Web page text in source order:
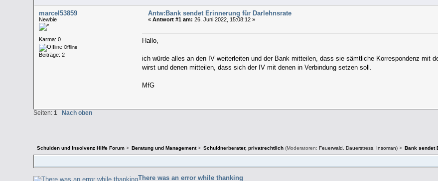
marcel53859
Newbie
Karma: 0
Offline
Beiträge: 2
Antw:Bank sendet Erinnerung für Darlehnsrate
«Antwort #1 am: 26. Juni 2022, 15:08:12 »
Hallo,
ich würde alles an den IV weiterleiten und der Bank mitteilen, dass sie sämtliche Korrespondenz mit
wirst und denen mitteilen, dass sich der IV mit denen in Verbindung setzen soll.
MfG
Seiten:1 Nach oben
Schulden und Insolvenz Hilfe Forum> Beratung und Management> Schuldnerberater, privatrechtlich(Moderatoren: Feuerwald, Dauerstress, Insoman) > Bank sendet
There was an error while thanking